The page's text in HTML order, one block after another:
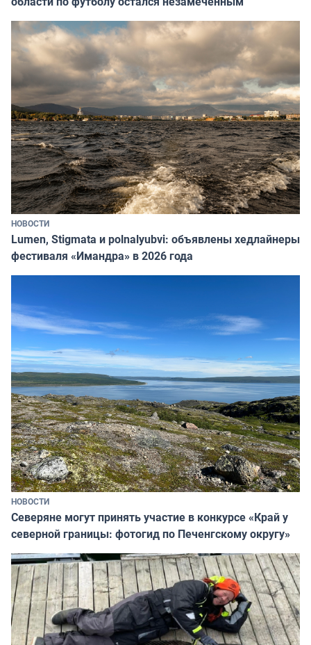
НОВОСТИ
Lumen, Stigmata и polnalyubvi: объявлены хедлайнеры
фестиваля «Имандра» в 2026 года
НОВОСТИ
Северяне могут принять участие в конкурсе «Край у
северной границы: фотогид по Печенгскому округу»